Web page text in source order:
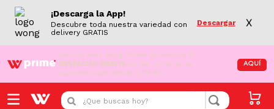
¡Descarga la App!
Descubre toda nuestra variedad con
delivery GRATIS
Descargar X
¡Aún no eres Wong Prime! Aprovecha el
DESPACHO GRATIS en tus compras de
supermercado desde S/79.90
AQUÍ
¿Que buscas hoy?